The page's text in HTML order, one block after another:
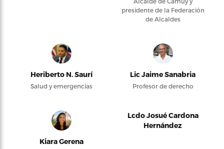
presidente de la Federación
de Alcaldes
Heriberto N. Saurí
Salud y emergencias
Lic Jaime Sanabria
Profesor de derecho
Kiara Gerena
Lcdo Josué Cardona
Hernández